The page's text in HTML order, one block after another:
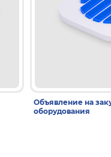
Объявление на
оборудования